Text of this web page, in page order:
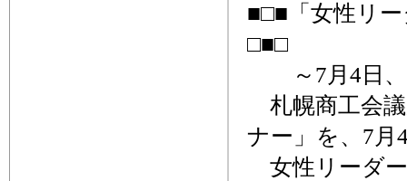
■□■「女性リ
□■□
～7月4日、
札幌商工会
ナー」を、7月
女性リーダ